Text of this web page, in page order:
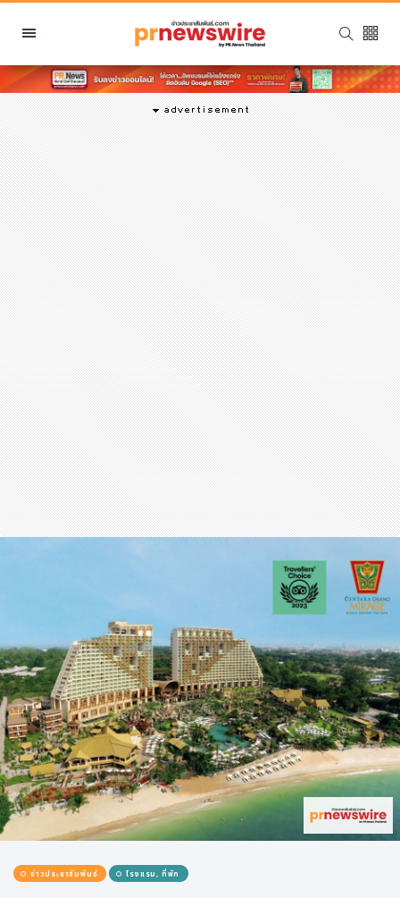
หมวดหมู่
พีอาร์ นิวส์ไวร์
สินค้า, บริการ
โปรโมชั่น
งานอีเว้นท์
รีวิว
บันเทิง
นักแสดง, นักร้อง, โมเดล
อินฟลูเอนเซอร์
ไลฟ์สไตล์
ความงาม
แฟชั่น
สุขภาพ
กีฬา
อาหาร, เครื่องดื่ม
ท่องเที่ยว
โรงแรม, ที่พัก
ไอที
โทรศัพท์มือถือ
เอไอ
การศึกษา
ศิลปะ, วัฒนธรรม
ศาสนา
การเมือง
ธุรกิจ, สังคม
ข่าวประชาสัมพันธ์ โรงแรม, ที่พัก